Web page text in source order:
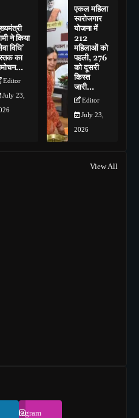
ने किया
विधि’
का
Editor
July 23,
एकल महिला
स्वरोजगार
योजना में
212
महिलाओं को
पहली, 276
को दूसरी
किस्त
जारी…
Editor
July 23,
2026
View All
Instagram